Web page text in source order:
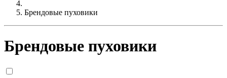
Брендовые пуховики
Брендовые пуховики